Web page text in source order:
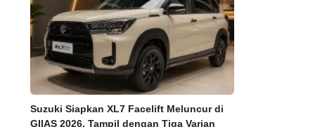
Suzuki Siapkan XL7 Facelift Meluncur di
GIIAS 2026, Tampil dengan Tiga Varian